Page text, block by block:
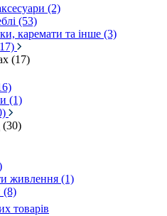
(2)
(53)
каремати та інше (3)
(17)
(1)
(30)
живлення (1)
(8)
товарів